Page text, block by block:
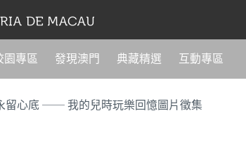
園專區 發現澳門 典藏精選 互動專區
留心底 ── 我的兒時玩樂回憶圖片徵集